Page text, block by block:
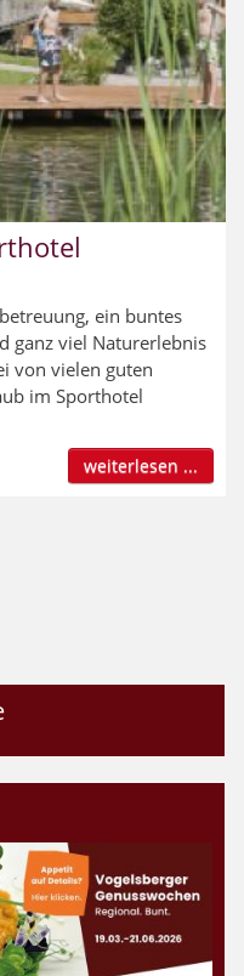
ein buntes
ganz viel Naturerlebnis
von vielen guten
im Sporthotel
weiterlesen ...